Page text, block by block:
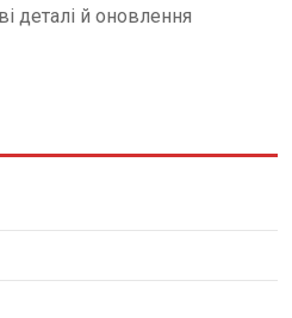
деталі й оновлення